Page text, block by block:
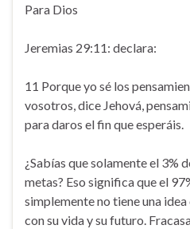
Para Dios
Jeremias 29:11: declara:
11 Porque yo sé los
vosotros, dice Jehová,
para daros el fin que esperáis.
¿Sabías que solamente el 3%
metas? Eso significa que el
simplemente no tiene una
con su vida y su futuro.